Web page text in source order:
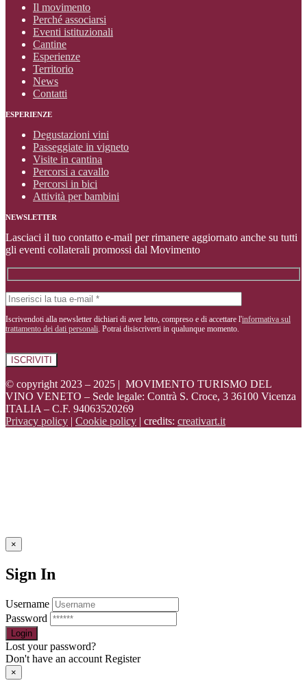
Il movimento
Perché associarsi
Eventi istituzionali
Cantine
Esperienze
Territorio
News
Contatti
ESPERIENZE
Degustazioni vini
Passeggiate in vigneto
Visite in cantina
Percorsi a cavallo
Percorsi in bici
Attività per bambini
NEWSLETTER
Lasciaci il tuo contatto e-mail per rimanere aggiornato anche su tutti
gli eventi collaterali promossi dal Movimento
Iscrivendoti alla newsletter dichiari di aver letto, compreso e di accettare l'informativa sul
trattamento dei dati personali . Potrai disiscriverti in qualunque momento.
© copyright 2023 – 2025 | MOVIMENTO TURISMO DEL
VINO VENETO – Sede legale: Contrà S. Croce, 3 36100 Vicenza
ITALIA – C.F. 94063520269
Privacy policy | Cookie policy | credits: creativart.it
×
Sign In
Username
Password
Lost your password?
Don't have an account Register
×